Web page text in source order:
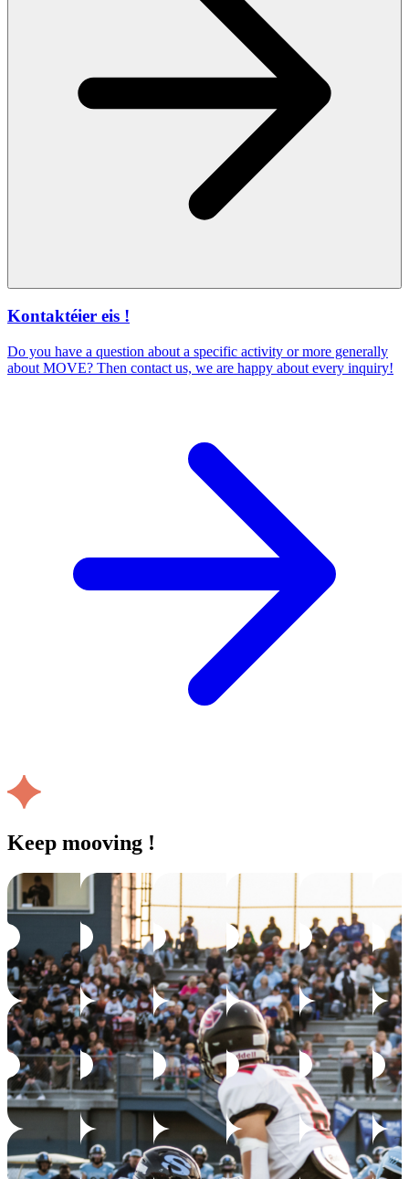
Kontaktéier eis !
Do you have a question about a specific activity or more generally
about MOVE? Then contact us, we are happy about every inquiry!
Keep mooving !